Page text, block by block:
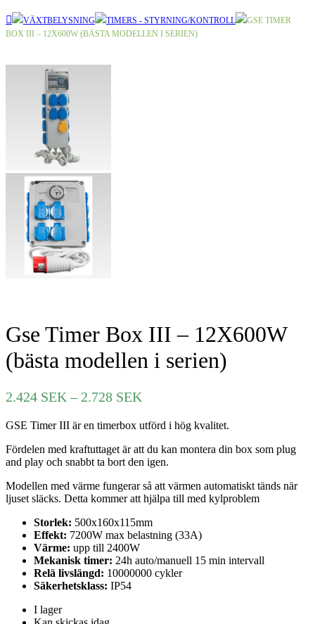
VÄXTBELYSNING TIMERS - STYRNING/KONTROLL
GSE TIMER
BOX III – 12X600W (BÄSTA MODELLEN I SERIEN)
Gse Timer Box III – 12X600W
(bästa modellen i serien)
2.424 SEK – 2.728 SEK
till
2.728 SEK
GSE Timer III är en timerbox utförd i hög kvalitet.
Fördelen med kraftuttaget är att du kan montera din box som plug
and play och snabbt ta bort den igen.
Modellen med värme fungerar så att värmen automatiskt tänds när
ljuset släcks. Detta kommer att hjälpa till med kylproblem
Storlek: 500x160x115mm
Effekt: 7200W max belastning (33A)
Värme: upp till 2400W
Mekanisk timer: 24h auto/manuell 15 min intervall
Relä livslängd: 10000000 cykler
Säkerhetsklass: IP54
I lager